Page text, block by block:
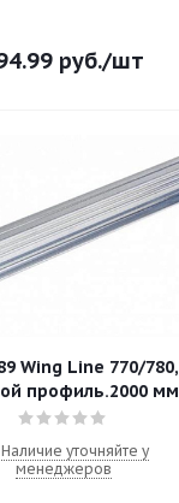
руб./шт
Wing Line 770/780,
профиль.2000 мм
Наличие уточняйте у
менеджеров